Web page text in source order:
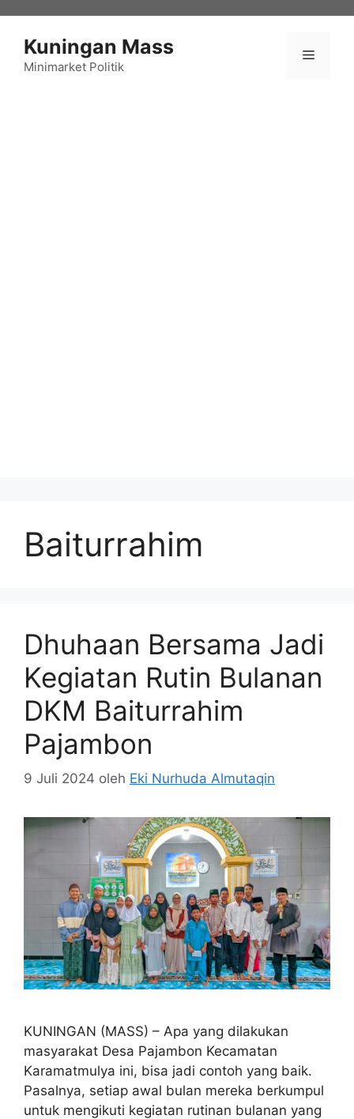
Kuningan Mass
Minimarket Politik
Menu
Baiturrahim
Dhuhaan Bersama Jadi
Kegiatan Rutin Bulanan
DKM Baiturrahim
Pajambon
9 Juli 2024 oleh Eki Nurhuda Almutaqin
KUNINGAN (MASS) – Apa yang dilakukan
masyarakat Desa Pajambon Kecamatan
Karamatmulya ini, bisa jadi contoh yang baik.
Pasalnya, setiap awal bulan mereka berkumpul
untuk mengikuti kegiatan rutinan bulanan yang